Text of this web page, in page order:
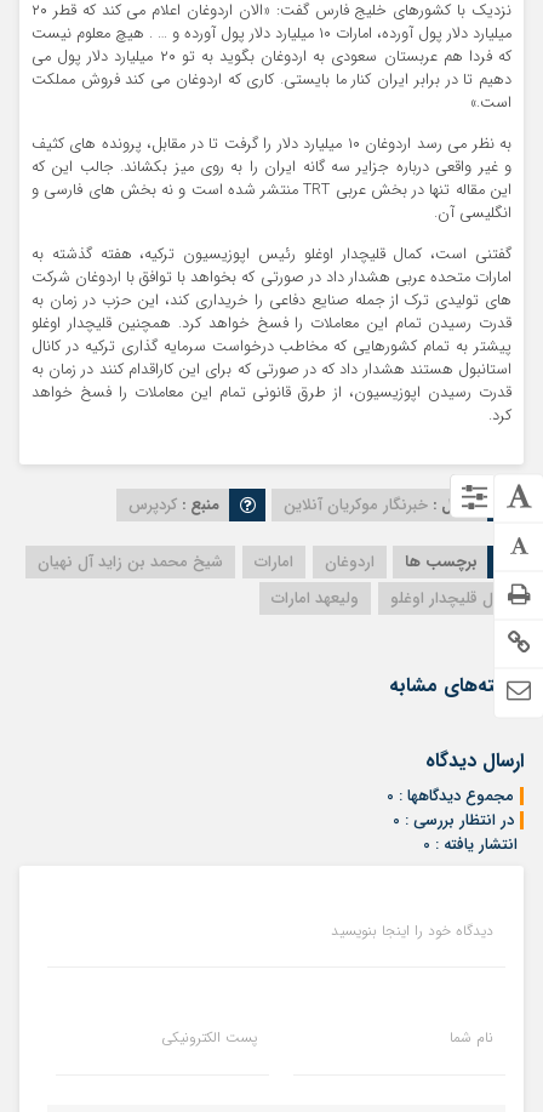
نزدیک با کشورهای خلیج فارس گفت: «الان اردوغان اعلام می کند که قطر ۲۰
میلیارد دلار پول آورده، امارات ۱۰ میلیارد دلار پول آورده و … . هیچ معلوم نیست
که فردا هم عربستان سعودی به اردوغان بگوید به تو ۲۰ میلیارد دلار پول می
دهیم تا در برابر ایران کنار ما بایستی. کاری که اردوغان می کند فروش مملکت
است.»
به نظر می رسد اردوغان ۱۰ میلیارد دلار را گرفت تا در مقابل، پرونده های کثیف
و غیر واقعی درباره جزایر سه گانه ایران را به روی میز بکشاند. جالب این که
این مقاله تنها در بخش عربی TRT منتشر شده است و نه بخش های فارسی و
انگلیسی آن.
گفتنی است، کمال قلیچدار اوغلو رئیس اپوزیسیون ترکیه، هفته گذشته به
امارات متحده عربی هشدار داد در صورتی که بخواهد با توافق با اردوغان شرکت
های تولیدی ترک از جمله صنایع دفاعی را خریداری کند، این حزب در زمان به
قدرت رسیدن تمام این معاملات را فسخ خواهد کرد. همچنین قلیچدار اوغلو
پیشتر به تمام کشورهایی که مخاطب درخواست سرمایه گذاری ترکیه در کانال
استانبول هستند هشدار داد که در صورتی که برای این کاراقدام کنند در زمان به
قدرت رسیدن اپوزیسیون، از طرق قانونی تمام این معاملات را فسخ خواهد
کرد.
ارسال : خبرنگار موکریان آنلاین منبع : کردپرس
برچسب ها اردوغان امارات
شیخ محمد بن زاید آل نهیان
کمال قلیچدار اوغلو
ولیعهد امارات
نوشته‌های مشابه
ارسال دیدگاه
مجموع دیدگاهها : 0
در انتظار بررسی : 0
انتشار یافته : 0
دیدگاه خود را اینجا بنویسید
نام شما پست الکترونیکی